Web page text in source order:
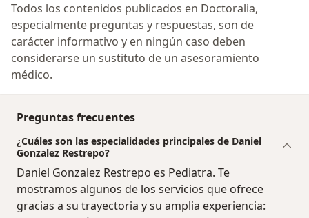
Todos los contenidos publicados en Doctoralia,
especialmente preguntas y respuestas, son de
carácter informativo y en ningún caso deben
considerarse un sustituto de un asesoramiento
médico.
Preguntas frecuentes
¿Cuáles son las especialidades principales de Daniel
Gonzalez Restrepo?
Daniel Gonzalez Restrepo es Pediatra. Te
mostramos algunos de los servicios que ofrece
gracias a su trayectoria y su amplia experiencia: